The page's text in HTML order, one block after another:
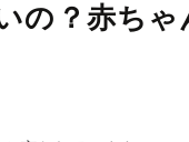
の？赤ちゃ